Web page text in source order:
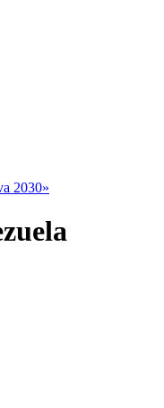
2030»